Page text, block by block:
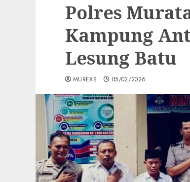
Polres
Kampung
Lesung Batu
MUREXS 05/02/2026